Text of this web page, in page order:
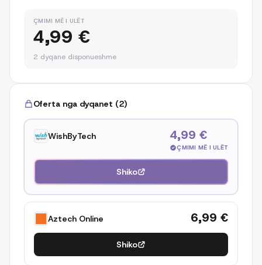
ÇMIMI MË I ULËT
4,99 €
2 dyqane disponueshme
Oferta nga dyqanet (2)
WishByTech 4,99 €
ÇMIMI MË I ULËT
Shiko
Aztech Online 6,99 €
Shiko